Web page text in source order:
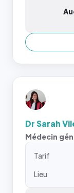
Dr Sarah
Médecin
Tarif
Lieu